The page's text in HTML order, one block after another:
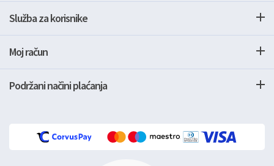
Služba za korisnike
Moj račun
Podržani načini plaćanja